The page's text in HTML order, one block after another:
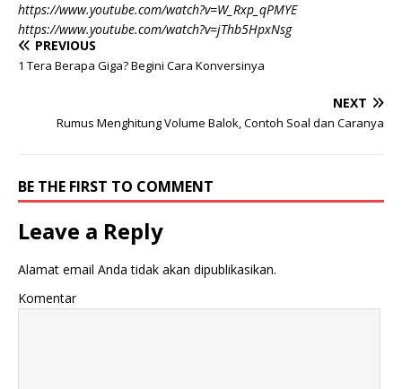
https://www.youtube.com/watch?v=W_Rxp_qPMYE
https://www.youtube.com/watch?v=jThb5HpxNsg
PREVIOUS
1 Tera Berapa Giga? Begini Cara Konversinya
NEXT
Rumus Menghitung Volume Balok, Contoh Soal dan Caranya
BE THE FIRST TO COMMENT
Leave a Reply
Alamat email Anda tidak akan dipublikasikan.
Komentar